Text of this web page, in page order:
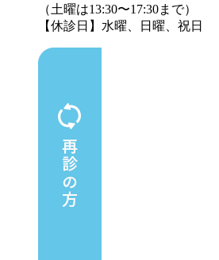
（土曜は13:30〜17:30まで）
【休診日】水曜、日曜、祝日